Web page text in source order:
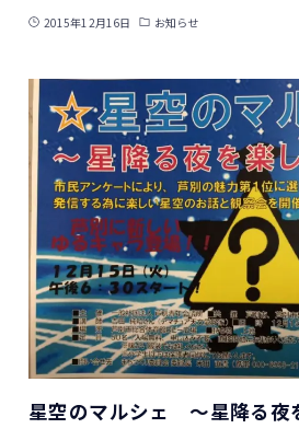
2015年12月16日 お知らせ
星空のマルシェ ～星降る夜